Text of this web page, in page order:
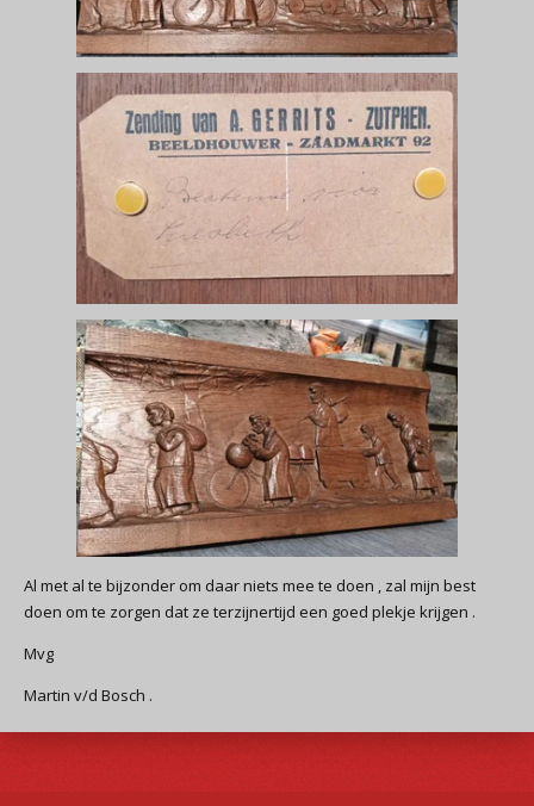
Al met al te bijzonder om daar niets mee te doen , zal mijn best
doen om te zorgen dat ze terzijnertijd een goed plekje krijgen .
Mvg
Martin v/d Bosch .